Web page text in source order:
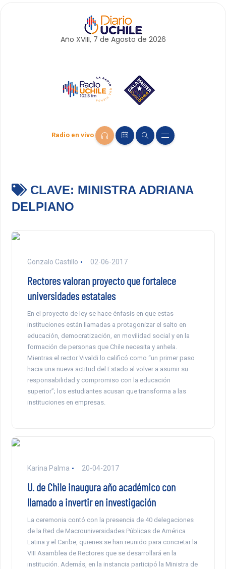
Año XVIII, 7 de Agosto de 2026
Radio en vivo
CLAVE: MINISTRA ADRIANA
DELPIANO
Gonzalo Castillo 02-06-2017
Rectores valoran proyecto que fortalece
universidades estatales
En el proyecto de ley se hace énfasis en que estas
instituciones están llamadas a protagonizar el salto en
educación, democratización, en movilidad social y en la
formación de personas que Chile necesita y anhela.
Mientras el rector Vivaldi lo calificó como “un primer paso
hacia una nueva actitud del Estado al volver a asumir su
responsabilidad y compromiso con la educación
superior”; los estudiantes acusan que transforma a las
instituciones en empresas.
Karina Palma 20-04-2017
U. de Chile inaugura año académico con
llamado a invertir en investigación
La ceremonia contó con la presencia de 40 delegaciones
de la Red de Macrouniversidades Públicas de América
Latina y el Caribe, quienes se han reunido para concretar la
VIII Asamblea de Rectores que se desarrollará en la
institución. Además, en la instancia participó la Ministra de